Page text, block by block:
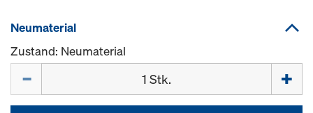
Neumaterial
Zustand: Neumaterial